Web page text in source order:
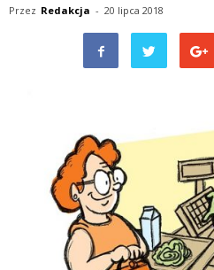
Przez Redakcja - 20 lipca 2018